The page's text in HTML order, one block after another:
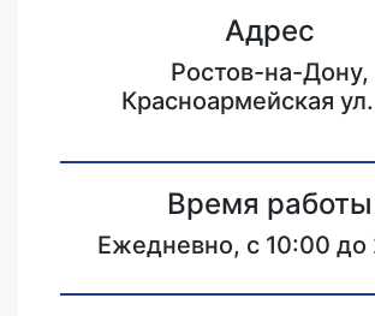
Адрес
Ростов-на-Дону,
Красноармейская
Время работы
Ежедневно, с 10:00 до